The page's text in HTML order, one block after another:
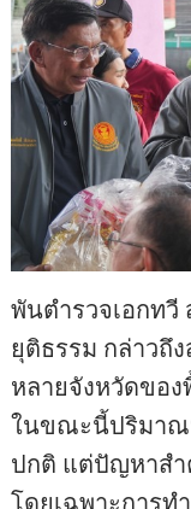
พันตำรวจเอกทวี
ยุติธรรม กล่าวถึ
หลายจังหวัดขอ
ในขณะนี้ปริมาณ
ปกติ แต่ปัญหาส
โดยเฉพาะการท